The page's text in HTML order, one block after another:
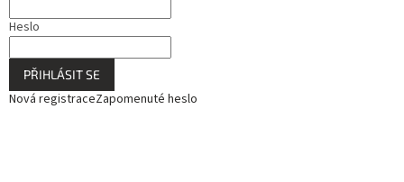
Heslo
PŘIHLÁSIT SE
Nová registraceZapomenuté heslo